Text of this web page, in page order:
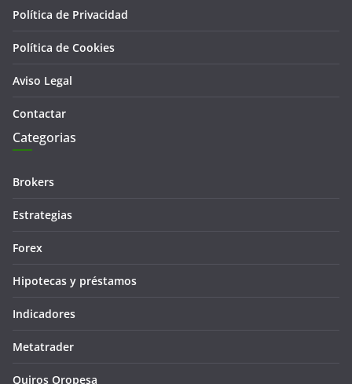
Política de Privacidad
Política de Cookies
Aviso Legal
Contactar
Categorias
Brokers
Estrategias
Forex
Hipotecas y préstamos
Indicadores
Metatrader
Quiros Oropesa